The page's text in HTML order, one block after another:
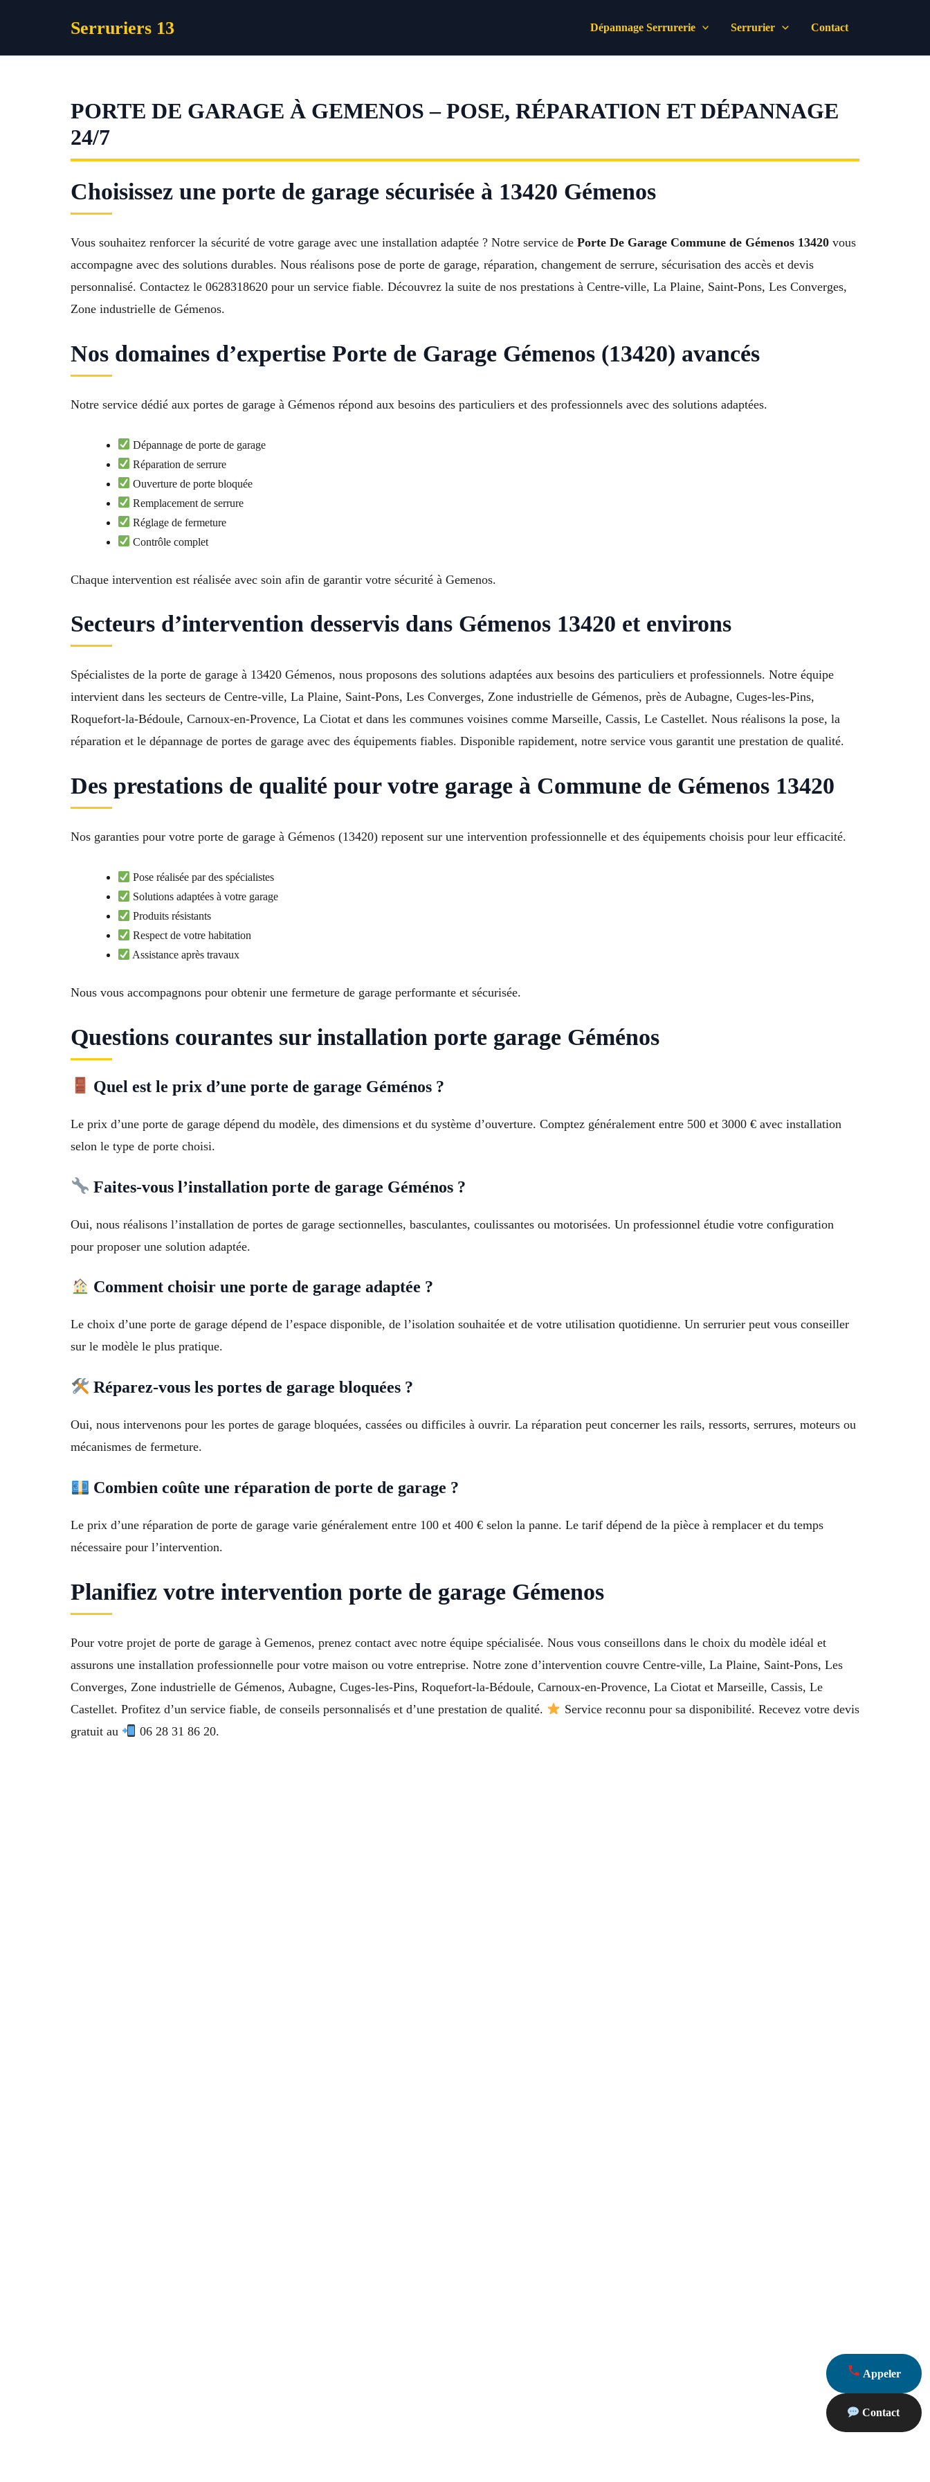
Serruriers 13 Dépannage Serrurerie Serrurier Contact
PORTE DE GARAGE À GEMENOS – POSE, RÉPARATION ET DÉPANNAGE
24/7
Choisissez une porte de garage sécurisée à 13420 Gémenos
Vous souhaitez renforcer la sécurité de votre garage avec une installation adaptée ? Notre service de Porte De Garage Commune de Gémenos 13420 vous
accompagne avec des solutions durables. Nous réalisons pose de porte de garage, réparation, changement de serrure, sécurisation des accès et devis
personnalisé. Contactez le 0628318620 pour un service fiable. Découvrez la suite de nos prestations à Centre-ville, La Plaine, Saint-Pons, Les Converges,
Zone industrielle de Gémenos.
Nos domaines d’expertise Porte de Garage Gémenos (13420) avancés
Notre service dédié aux portes de garage à Gémenos répond aux besoins des particuliers et des professionnels avec des solutions adaptées.
Dépannage de porte de garage
Réparation de serrure
Ouverture de porte bloquée
Remplacement de serrure
Réglage de fermeture
Contrôle complet
Chaque intervention est réalisée avec soin afin de garantir votre sécurité à Gemenos.
Secteurs d’intervention desservis dans Gémenos 13420 et environs
Spécialistes de la porte de garage à 13420 Gémenos, nous proposons des solutions adaptées aux besoins des particuliers et professionnels. Notre équipe
intervient dans les secteurs de Centre-ville, La Plaine, Saint-Pons, Les Converges, Zone industrielle de Gémenos, près de Aubagne, Cuges-les-Pins,
Roquefort-la-Bédoule, Carnoux-en-Provence, La Ciotat et dans les communes voisines comme Marseille, Cassis, Le Castellet. Nous réalisons la pose, la
réparation et le dépannage de portes de garage avec des équipements fiables. Disponible rapidement, notre service vous garantit une prestation de qualité.
Des prestations de qualité pour votre garage à Commune de Gémenos 13420
Nos garanties pour votre porte de garage à Gémenos (13420) reposent sur une intervention professionnelle et des équipements choisis pour leur efficacité.
Pose réalisée par des spécialistes
Solutions adaptées à votre garage
Produits résistants
Respect de votre habitation
Assistance après travaux
Nous vous accompagnons pour obtenir une fermeture de garage performante et sécurisée.
Questions courantes sur installation porte garage Géménos
Quel est le prix d’une porte de garage Géménos ?
Le prix d’une porte de garage dépend du modèle, des dimensions et du système d’ouverture. Comptez généralement entre 500 et 3000 € avec installation
selon le type de porte choisi.
Faites-vous l’installation porte de garage Géménos ?
Oui, nous réalisons l’installation de portes de garage sectionnelles, basculantes, coulissantes ou motorisées. Un professionnel étudie votre configuration
pour proposer une solution adaptée.
Comment choisir une porte de garage adaptée ?
Le choix d’une porte de garage dépend de l’espace disponible, de l’isolation souhaitée et de votre utilisation quotidienne. Un serrurier peut vous conseiller
sur le modèle le plus pratique.
Réparez-vous les portes de garage bloquées ?
Oui, nous intervenons pour les portes de garage bloquées, cassées ou difficiles à ouvrir. La réparation peut concerner les rails, ressorts, serrures, moteurs ou
mécanismes de fermeture.
Combien coûte une réparation de porte de garage ?
Le prix d’une réparation de porte de garage varie généralement entre 100 et 400 € selon la panne. Le tarif dépend de la pièce à remplacer et du temps
nécessaire pour l’intervention.
Planifiez votre intervention porte de garage Gémenos
Pour votre projet de porte de garage à Gemenos, prenez contact avec notre équipe spécialisée. Nous vous conseillons dans le choix du modèle idéal et
assurons une installation professionnelle pour votre maison ou votre entreprise. Notre zone d’intervention couvre Centre-ville, La Plaine, Saint-Pons, Les
Converges, Zone industrielle de Gémenos, Aubagne, Cuges-les-Pins, Roquefort-la-Bédoule, Carnoux-en-Provence, La Ciotat et Marseille, Cassis, Le
Castellet. Profitez d’un service fiable, de conseils personnalisés et d’une prestation de qualité.
Service reconnu pour sa disponibilité. Recevez votre devis
gratuit au
06 28 31 86 20.
Appeler
Contact